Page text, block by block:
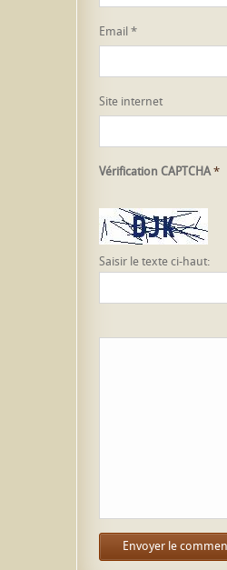
Email*
Site internet
Vérification CAPTCHA*
Saisir le texte ci-haut: